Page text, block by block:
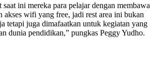
ini mereka para pelajar dengan membawa
akses wifi yang free, jadi rest area ini bukan
tetapi juga dimafaatkan untuk kegiatan yang
dunia pendidikan,” pungkas Peggy Yudho.